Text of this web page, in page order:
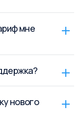
мне
нового